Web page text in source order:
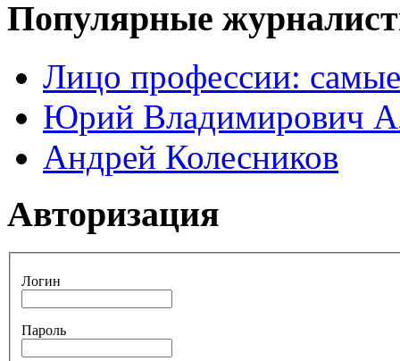
Популярные
Лицо профессии:
Юрий Владимирович
Андрей Колесников
Авторизация
Логин
Пароль